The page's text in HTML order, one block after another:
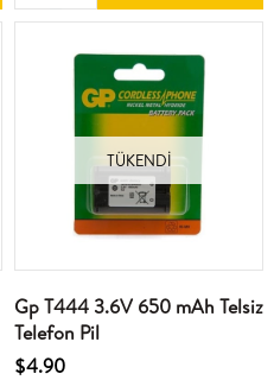
TÜKENDI
Gp T444 3.6V 650 mAh Telsiz
Telefon Pil
$4.90